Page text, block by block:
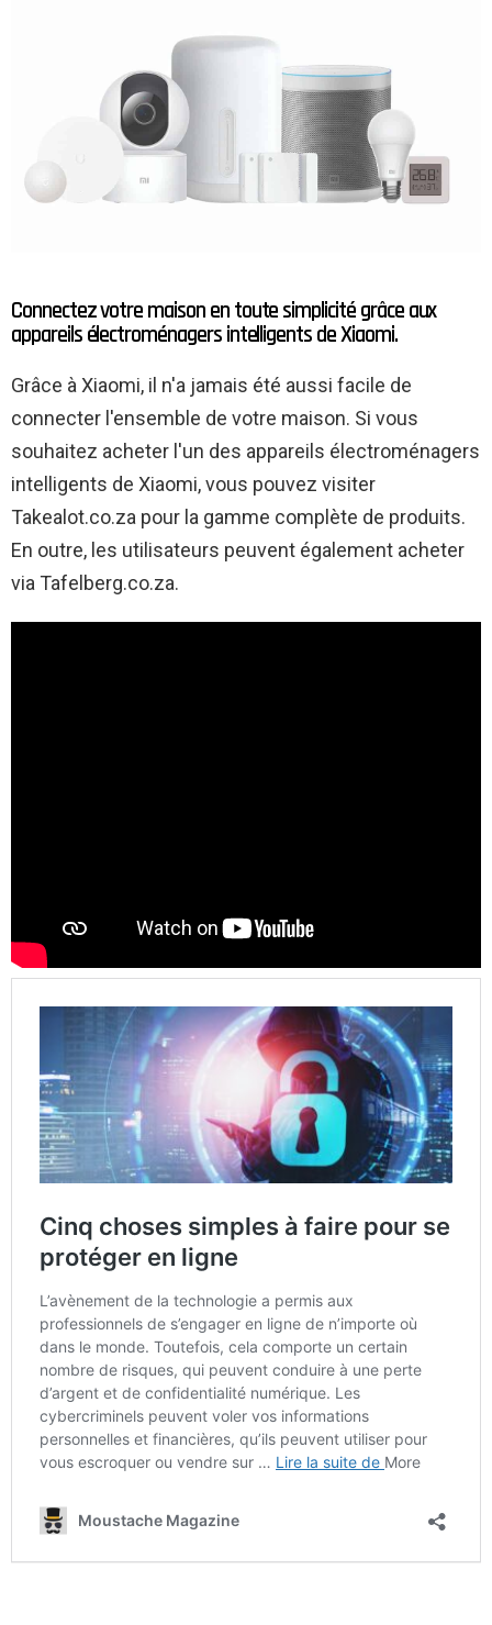
Connectez votre maison en toute simplicité grâce aux
appareils électroménagers intelligents de Xiaomi.
Grâce à Xiaomi, il n'a jamais été aussi facile de
connecter l'ensemble de votre maison. Si vous
souhaitez acheter l'un des appareils électroménagers
intelligents de Xiaomi, vous pouvez visiter
Takealot.co.za pour la gamme complète de produits.
En outre, les utilisateurs peuvent également acheter
via Tafelberg.co.za.